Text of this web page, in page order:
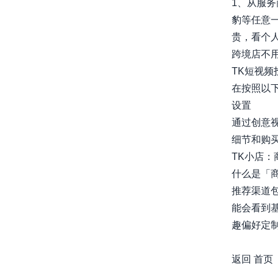
1、从服
豹等任意
贵，看个
跨境店不
TK短视频
在按照以
设置
通过创意
细节和购
TK小店：
什么是「
推荐渠道
能会看到
趣偏好定
返回 首页